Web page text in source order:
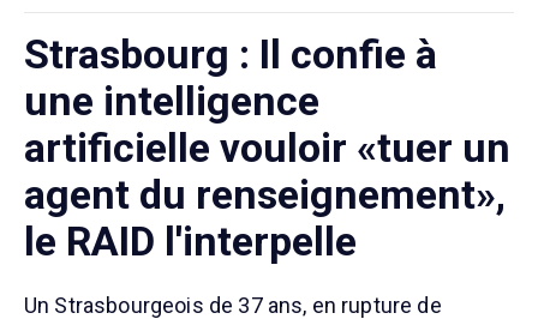
Strasbourg : Il confie à
une intelligence
artificielle vouloir «tuer un
agent du renseignement»,
le RAID l'interpelle
Un Strasbourgeois de 37 ans, en rupture de